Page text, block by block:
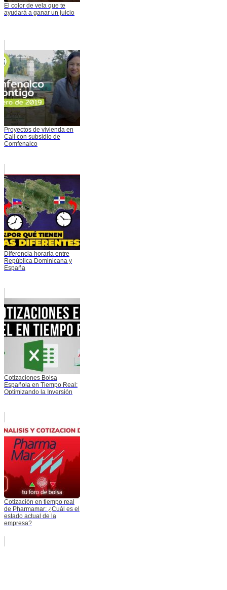
El color de vela que te
ayudará a ganar un juicio
Proyectos de vivienda en
Cali con subsidio de
Comfenalco
Diferencia horaria entre
República Dominicana y
España
Cotizaciones Bolsa
Española en Tiempo Real:
Optimizando la Inversión
Cotización en tiempo real
de Pharmamar: ¿Cuál es el
estado actual de la
empresa?